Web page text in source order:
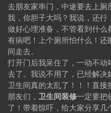
去朋友家串门，中途要去上
我，你胆子大吗？我说，还
做好心理准备，不管看到什么
有病吧！上个厕所怕什么！
间走去。
打开门后我呆住了，一动不
去了。我说不用了，已经解
卫生间真的太乱了！！！直接
朋友们， 卫生间装修一定要把
了！带着惊吓，给大家分享几